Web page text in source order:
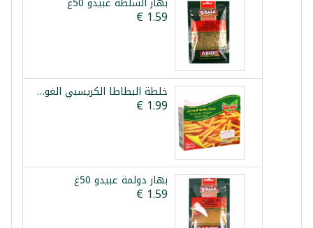
خلطة البطاطا الكريسبي الغوطة 100غ
بهار دولمة عبيدو 50غ